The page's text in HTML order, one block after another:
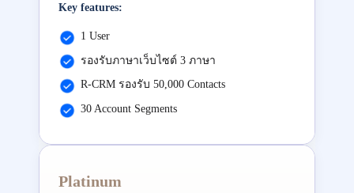
Key features:
1 User
รองรับภาษาเว็บไซต์ 3 ภาษา
R-CRM รองรับ 50,000 Contacts
30 Account Segments
Platinum